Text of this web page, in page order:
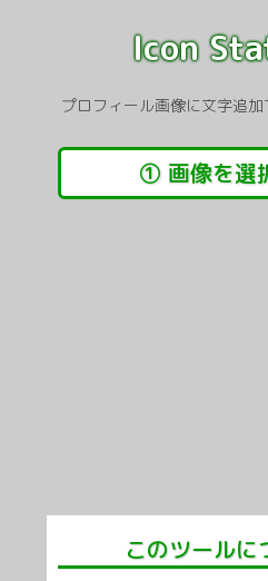
Icon
プロフィール画像に文字追
① 画像を選
このツールに